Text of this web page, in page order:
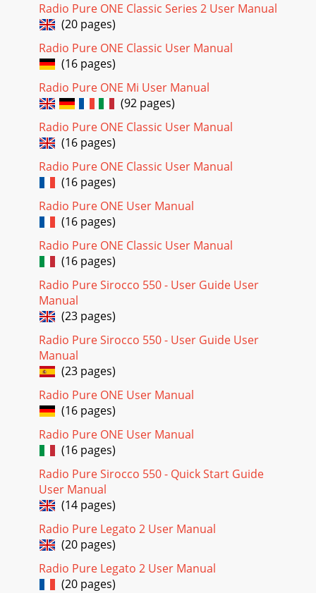
Radio Pure ONE Classic Series 2 User Manual
(20 pages)
Radio Pure ONE Classic User Manual
(16 pages)
Radio Pure ONE Mi User Manual
(92 pages)
Radio Pure ONE Classic User Manual
(16 pages)
Radio Pure ONE Classic User Manual
(16 pages)
Radio Pure ONE User Manual
(16 pages)
Radio Pure ONE Classic User Manual
(16 pages)
Radio Pure Sirocco 550 - User Guide User
Manual
(23 pages)
Radio Pure Sirocco 550 - User Guide User
Manual
(23 pages)
Radio Pure ONE User Manual
(16 pages)
Radio Pure ONE User Manual
(16 pages)
Radio Pure Sirocco 550 - Quick Start Guide
User Manual
(14 pages)
Radio Pure Legato 2 User Manual
(20 pages)
Radio Pure Legato 2 User Manual
(20 pages)